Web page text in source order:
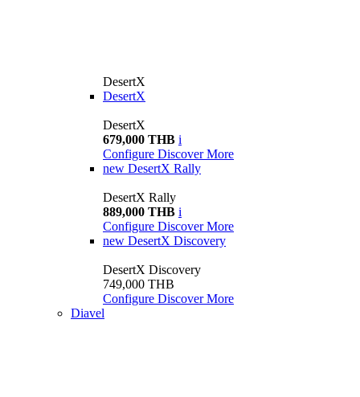
DesertX
DesertX
DesertX
679,000 THB i
Configure Discover More
new DesertX Rally
DesertX Rally
889,000 THB i
Configure Discover More
new DesertX Discovery
DesertX Discovery
749,000 THB
Configure Discover More
Diavel